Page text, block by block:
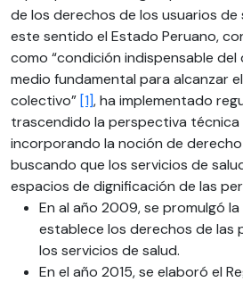
de los derechos de los usuarios de
este sentido el Estado Peruano,
como “condición indispensable
medio fundamental para alcanzar
colectivo” [1], ha implementado
trascendido la perspectiva técnica
incorporando la noción de
buscando que los servicios de
espacios de dignificación de las
En al año 2009, se promulgó la
establece los derechos de las
los servicios de salud.
En el año 2015, se elaboró el